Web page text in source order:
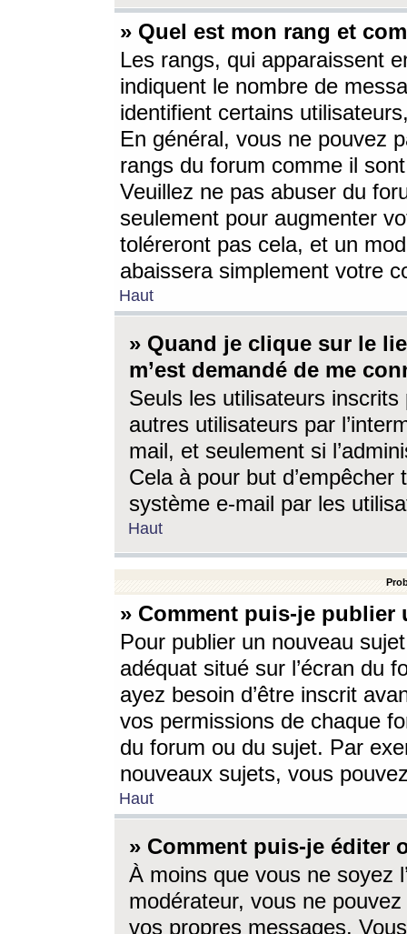
» Quel est mon rang et
Les rangs, qui apparaissent
indiquent le nombre de
identifient certains
En général, vous ne pouvez
rangs du forum comme il
Veuillez ne pas abuser du
seulement pour augmenter
toléreront pas cela, et un
abaissera simplement votre
Haut
» Quand je clique sur le
m’est demandé de me
Seuls les utilisateurs
autres utilisateurs par
mail, et seulement si
Cela à pour but
système e-mail par les
Haut
» Comment puis-je
Pour publier un nouveau
adéquat situé sur l’écran du
ayez besoin d’être inscrit
vos permissions de chaque
du forum ou du sujet. Par
nouveaux sujets, vous
Haut
» Comment puis-je éditer
À moins que vous ne soyez
modérateur, vous ne
vos propres messages.